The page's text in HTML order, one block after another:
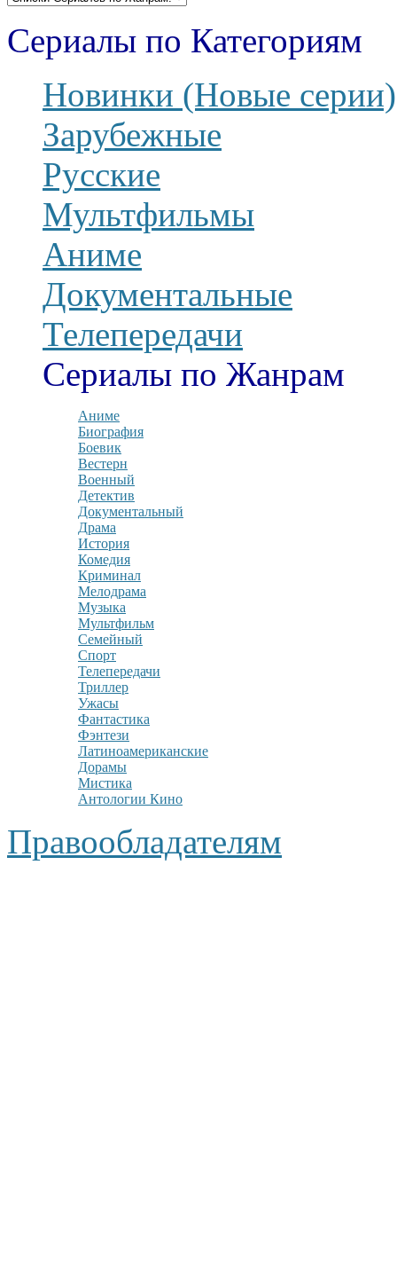
Сериалы по Категориям
Новинки (Новые серии)
Зарубежные
Русские
Мультфильмы
Аниме
Документальные
Телепередачи
Сериалы по Жанрам
Аниме
Биография
Боевик
Вестерн
Военный
Детектив
Документальный
Драма
История
Комедия
Криминал
Мелодрама
Музыка
Мультфильм
Семейный
Спорт
Телепередачи
Триллер
Ужасы
Фантастика
Фэнтези
Латиноамериканские
Дорамы
Мистика
Антологии Кино
Правообладателям